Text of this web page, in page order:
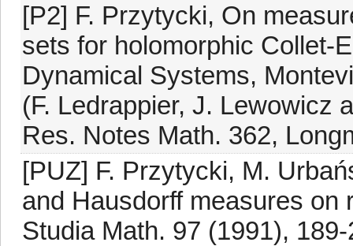
[P2] F. Przytycki, On
sets for holomorphic Collet-
Dynamical Systems,
(F. Ledrappier, J. Lewowicz
Res. Notes Math. 362,
[PUZ] F. Przytycki, M.
and Hausdorff measures on
Studia Math. 97 (1991),